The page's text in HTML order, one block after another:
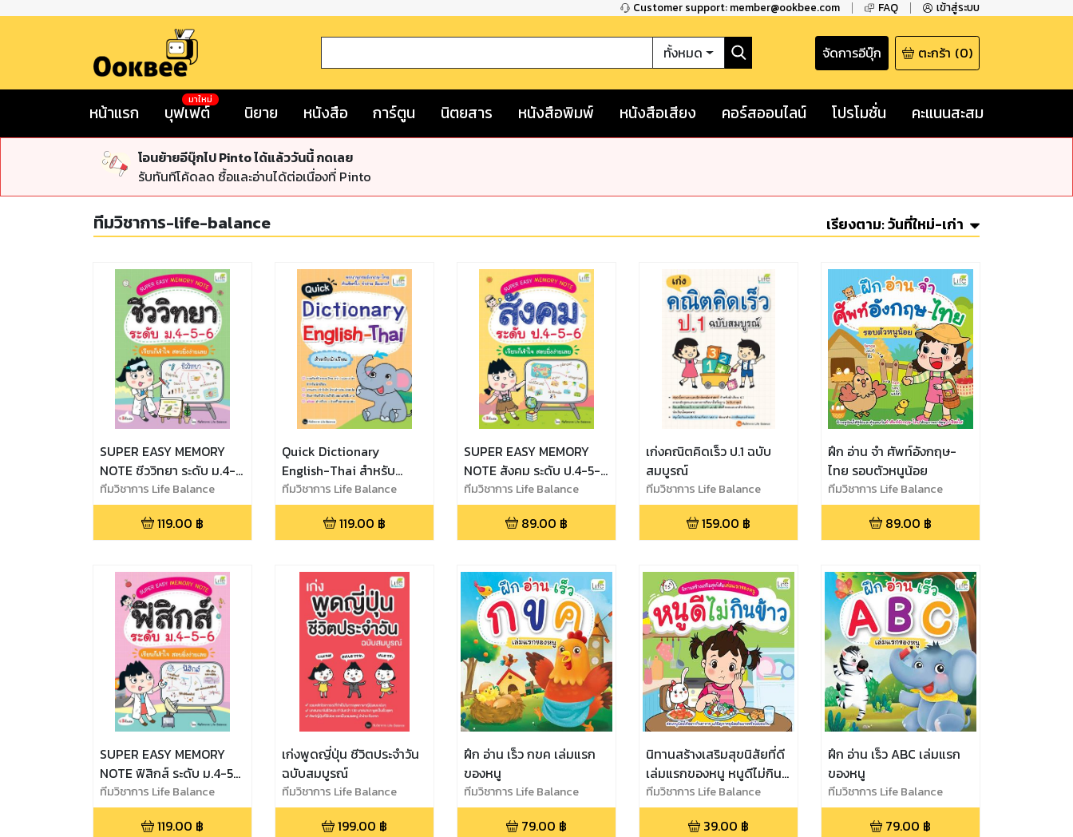
Customer support: member@ookbee.com FAQ เข้าสู่ระบบ
ทั้งหมด จัดการอีบุ๊ก ตะกร้า (0)
หน้าแรก บุฟเฟต์
มาใหม่
นิยาย หนังสือ การ์ตูน นิตยสาร หนังสือพิมพ์ หนังสือเสียง คอร์สออนไลน์ โปรโมชั่น คะแนนสะสม
โอนย้ายอีบุ๊กไป Pinto ได้แล้ววันนี้ กดเลย
รับทันทีโค้ดลด ซื้อและอ่านได้ต่อเนื่องที่ Pinto
ทีมวิชาการ-life-balance เรียงตาม:วันที่ใหม่-เก่า
SUPER EASY MEMORY
NOTE ชีววิทยา ระดับ ม.4-
5-6 เรียนก็เข้าใจ สอบยิ่ง
ง่ายเลย
ทีมวิชาการ Life Balance
119.00 ฿
Quick Dictionary
English-Thai สำหรับ
นักเรียน
ทีมวิชาการ Life Balance
119.00 ฿
SUPER EASY MEMORY
NOTE สังคม ระดับ ป.4-5-6
เรียนก็เข้าใจ สอบยิ่งง่ายเลย
ทีมวิชาการ Life Balance
89.00 ฿
เก่งคณิตคิดเร็ว ป.1 ฉบับ
สมบูรณ์
ทีมวิชาการ Life Balance
159.00 ฿
ฝึก อ่าน จำ ศัพท์อังกฤษ-
ไทย รอบตัวหนูน้อย
ทีมวิชาการ Life Balance
89.00 ฿
SUPER EASY MEMORY
NOTE ฟิสิกส์ ระดับ ม.4-5-
6 เรียนก็เข้าใจ สอบยิ่งง่าย
เลย
ทีมวิชาการ Life Balance
119.00 ฿
เก่งพูดญี่ปุ่น ชีวิตประจำวัน
ฉบับสมบูรณ์
ทีมวิชาการ Life Balance
199.00 ฿
ฝึก อ่าน เร็ว กขค เล่มแรก
ของหนู
ทีมวิชาการ Life Balance
79.00 ฿
นิทานสร้างเสริมสุขนิสัยที่ดี
เล่มแรกของหนู หนูดีไม่กิน
ข้าว
ทีมวิชาการ Life Balance
39.00 ฿
ฝึก อ่าน เร็ว ABC เล่มแรก
ของหนู
ทีมวิชาการ Life Balance
79.00 ฿